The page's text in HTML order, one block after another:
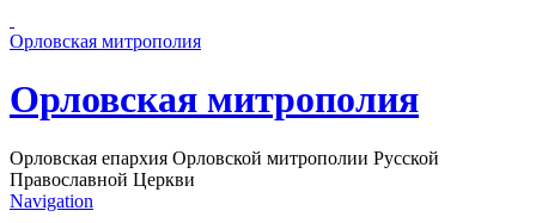
Орловская митрополия
Орловская митрополия
Орловская епархия Орловской митрополии Русской
Православной Церкви
Navigation